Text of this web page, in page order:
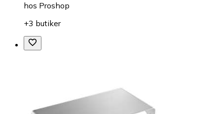
hos Proshop
+3 butiker